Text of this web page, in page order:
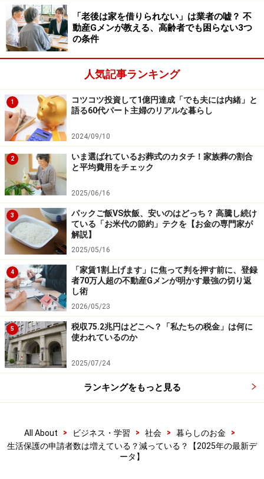
す。
生活保護制度は、経済的に困窮している方々が「健康で
文化的な最低限度の生活」を維持できるよう支援するた
生活保護制度には、生活状況に応じた以下の8つの扶助
が設けられており、必要に応じて組み合わせて支給され
ます。
【生活保護の8つの扶助】
・生活扶助：日常生活に必要な費用（食費・被服費・光
熱費など）
・住宅扶助：アパートなどの家賃
・教育扶助：義務教育を受けるために必要な学用品費
・医療扶助：医療サービスの費用
・介護扶助：介護サービスの費用
・出産扶助：出産費用
・生業扶助：就労に必要な技能の習得などにかかる費用
・葬祭扶助：葬祭費用
これらの扶助は、生活保護を受ける方々の生活の安定と
自立を支援することを目的としています。
中でも「生活扶助」は、食費、衣服費、光熱水費など、
護の中でも最も生活の基本となる支援です。この扶助
は、個々の生活状況に応じて支給され、地域や世帯の構
「老後は家を借りられない」は業者の嘘？ 不
動産Gメンが教える、高齢者でも困らない3つ
の条件
人気記事ランキング
1
コツコツ投資して1億円達成「でも夫には内緒」と
語る60代パート主婦のリアルな暮らし
2024/09/10
2
いま選ばれているお葬式のカタチ！家族葬の割合
と平均費用をチェック
2025/06/16
3
パックご飯VS炊飯、安いのはどっち？ 高騰し続け
ている「お米代の節約」テクを【お金の専門家が
解説】
2025/05/16
4
「家賃1割上げます」に焦って判を押す前に、登録
者70万人超の不動産Gメンが明かす最強の切り返
し術
2026/05/23
5
税収75.2兆円はどこへ？「私たちの税金」は何に
使われているのか
2025/07/24
ランキングをもっと見る
All About > ビジネス・学習 > 社会 > 暮らしのお金
>
生活保護の申請者数は増えている？減っている？【2025年の最新デ
ータ】